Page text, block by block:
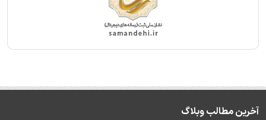
آخرین مطالب وبلاگ